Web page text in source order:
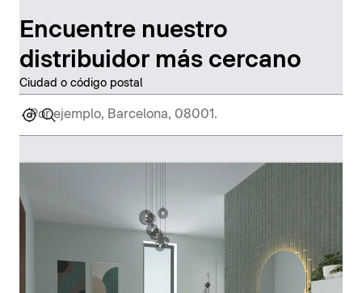
Encuentre nuestro
distribuidor más cercano
Ciudad o código postal